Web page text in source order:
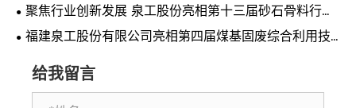
聚焦行业创新发展 泉工股份亮相第十三届砂石骨料行业
科技创新会议
福建泉工股份有限公司亮相第四届煤基固废综合利用技
给我留言